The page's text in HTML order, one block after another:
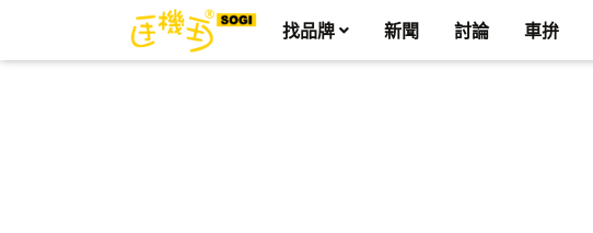
找品牌 新聞 討論 車拚